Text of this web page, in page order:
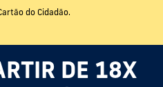
do Cidadão.
DE 18X